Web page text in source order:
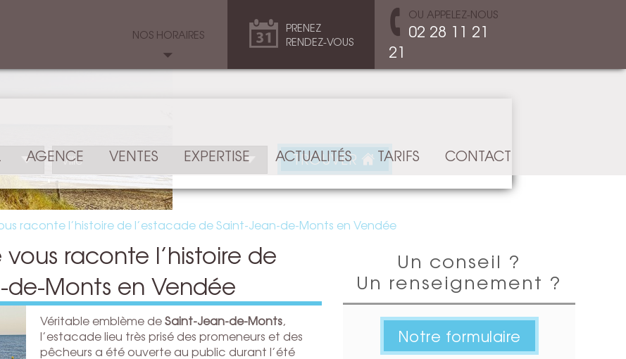
NOS HORAIRES
PRENEZ
RENDEZ-VOUS
OU APPELEZ-NOUS
02 28 11 21
21
AGENCE VENTES EXPERTISE ACTUALITÉS TARIFS CONTACT
TROUVER
raconte l’histoire de l’estacade de Saint-Jean-de-Monts en Vendée
raconte l’histoire de
de-Monts en Vendée
Véritable emblème deSaint-Jean-de-Monts,
l’estacade lieu très prisé des promeneurs et des
pêcheurs a été ouverte au public durant l’été
Un conseil ?
Un renseignement ?
Notre formulaire